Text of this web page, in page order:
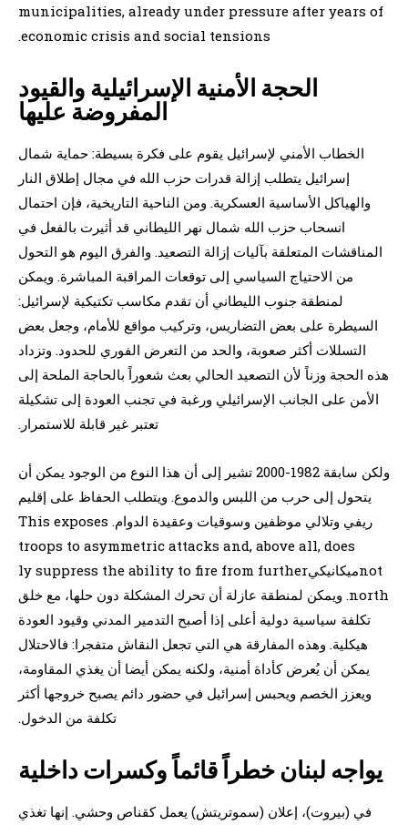
municipalities, already under pressure after years of
economic crisis and social tensions.
الحجة الأمنية الإسرائيلية والقيود
المفروضة عليها
الخطاب الأمني لإسرائيل يقوم على فكرة بسيطة: حماية شمال
إسرائيل يتطلب إزالة قدرات حزب الله في مجال إطلاق النار
والهياكل الأساسية العسكرية. ومن الناحية التاريخية، فإن احتمال
انسحاب حزب الله شمال نهر الليطاني قد أثيرت بالفعل في
المناقشات المتعلقة بآليات إزالة التصعيد. والفرق اليوم هو التحول
من الاحتياج السياسي إلى توقعات المراقبة المباشرة. ويمكن
لمنطقة جنوب الليطاني أن تقدم مكاسب تكتيكية لإسرائيل:
السيطرة على بعض التضاريس، وتركيب مواقع للأمام، وجعل بعض
التسللات أكثر صعوبة، والحد من التعرض الفوري للحدود. وتزداد
هذه الحجة وزناً لأن التصعيد الحالي بعث شعوراً بالحاجة الملحة إلى
الأمن على الجانب الإسرائيلي ورغبة في تجنب العودة إلى تشكيلة
تعتبر غير قابلة للاستمرار.
ولكن سابقة 1982-2000 تشير إلى أن هذا النوع من الوجود يمكن أن
يتحول إلى حرب من اللبس والدموع. ويتطلب الحفاظ على إقليم
ريفي وتلالي موظفين وسوقيات وعقيدة الدوام. This exposes
troops to asymmetric attacks and, above all, does
notميكانيكيly suppress the ability to fire from further
north. ويمكن لمنطقة عازلة أن تحرك المشكلة دون حلها، مع خلق
تكلفة سياسية دولية أعلى إذا أصبح التدمير المدني وقيود العودة
هيكلية. وهذه المفارقة هي التي تجعل النقاش متفجرا: فالاحتلال
يمكن أن يُعرض كأداة أمنية، ولكنه يمكن أيضا أن يغذي المقاومة،
ويعزز الخصم ويحبس إسرائيل في حضور دائم يصبح خروجها أكثر
تكلفة من الدخول.
يواجه لبنان خطراً قائماً وكسرات داخلية
في (بيروت)، إعلان (سموتريتش) يعمل كقناص وحشي. إنها تغذي